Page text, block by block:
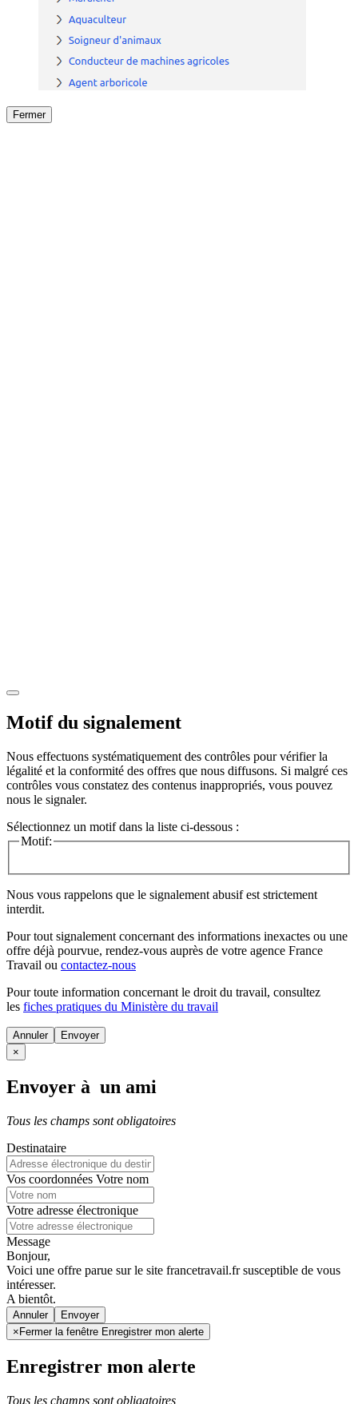
Fermer
Motif du signalement
Nous effectuons systématiquement des contrôles pour vérifier la
légalité et la conformité des offres que nous diffusons. Si malgré ces
contrôles vous constatez des contenus inappropriés, vous pouvez
nous le signaler.
Sélectionnez un motif dans la liste ci-dessous :
Motif:
Nous vous rappelons que le signalement abusif est strictement
interdit.
Pour tout signalement concernant des informations inexactes ou une
offre déjà pourvue, rendez-vous auprès de votre agence France
Travail ou contactez-nous
Pour toute information concernant le droit du travail, consultez
les fiches pratiques du Ministère du travail
Annuler
×
Envoyer à un ami
Tous les champs sont obligatoires
Destinataire
Vos coordonnées Votre nom
Votre adresse électronique
Message
Bonjour,
Voici une offre parue sur le site francetravail.fr susceptible de vous
intéresser.
A bientôt.
Annuler
× Fermer la fenêtre Enregistrer mon alerte
Enregistrer mon alerte
Tous les champs sont obligatoires